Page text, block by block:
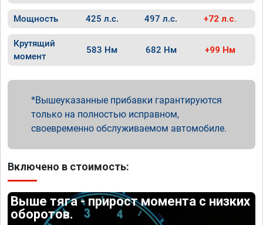
Мощность 425 л.с. 497 л.с. +72 л.с.
Крутящий
момент
583 Нм 682 Нм +99 Нм
Вышеуказанные прибавки гарантируются
только на полностью исправном,
своевременно обслуживаемом автомобиле.
Включено в стоимость:
Выше тяга - прирост момента с низких
оборотов.